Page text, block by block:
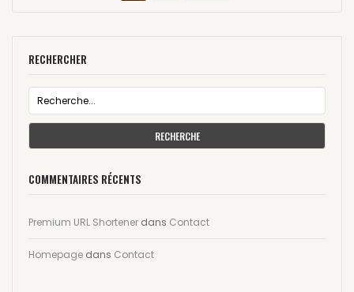
RECHERCHER
RECHERCHE
COMMENTAIRES RÉCENTS
Premium URL Shortener dans Contact
Homepage dans Contact